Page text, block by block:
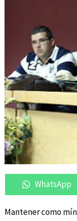
Compartir
en
WhatsApp
Mantener como
Compartir
en